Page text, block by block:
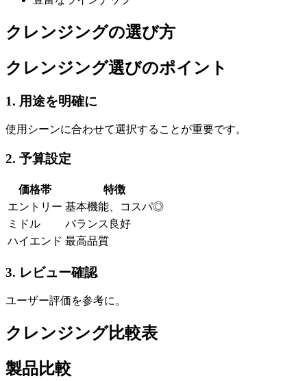
クレンジングの選び方
クレンジング選びのポイント
1. 用途を明確に
使用シーンに合わせて選択することが重要です。
2. 予算設定
価格帯
特徴
エントリー 基本機能、コスパ◎
ミドル
バランス良好
ハイエンド 最高品質
3. レビュー確認
ユーザー評価を参考に。
クレンジング比較表
製品比較